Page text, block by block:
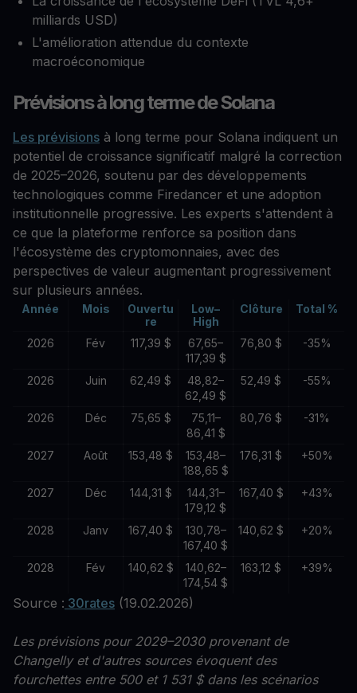
milliards USD)
L'amélioration attendue du contexte
macroéconomique
Prévisions à long terme de Solana
Les prévisions à long terme pour Solana indiquent un
potentiel de croissance significatif malgré la correction
de 2025–2026, soutenu par des développements
technologiques comme Firedancer et une adoption
institutionnelle progressive. Les experts s'attendent à
ce que la plateforme renforce sa position dans
l'écosystème des cryptomonnaies, avec des
perspectives de valeur augmentant progressivement
sur plusieurs années.
Année Mois
Ouvertu
re
Low–
High
Clôture Total %
2026 Fév 117,39 $
67,65–
117,39 $
76,80 $ -35%
2026 Juin 62,49 $
48,82–
62,49 $
52,49 $ -55%
2026 Déc 75,65 $
75,11–
86,41 $
80,76 $ -31%
2027 Août 153,48 $
153,48–
188,65 $
176,31 $ +50%
2027 Déc 144,31 $
144,31–
179,12 $
167,40 $ +43%
2028 Janv 167,40 $
130,78–
167,40 $
140,62 $ +20%
2028 Fév 140,62 $
140,62–
174,54 $
163,12 $ +39%
Source : 30rates (19.02.2026)
Les prévisions pour 2029–2030 provenant de
Changelly et d'autres sources évoquent des
fourchettes entre 500 et 1 531 $ dans les scénarios